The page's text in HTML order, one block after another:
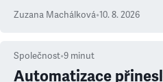
Zuzana Machálková•10. 8. 2026
Společnost•9 minut
Automatizace